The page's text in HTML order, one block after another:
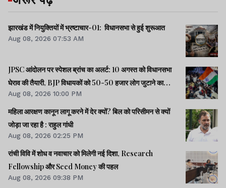
झारखंड में नियुक्तियों में भ्रष्टाचार-01: विधानसभा से हुई शुरूआत
Aug 08, 2026 07:53 AM
JPSC आंदोलन पर स्पेशल ब्रांच का अलर्ट: 10 अगस्त को विधानसभा
घेराव की तैयारी, BJP विधायकों को 50-50 हजार लोग जुटाने का
टास्क
Aug 08, 2026 10:00 PM
महिला आरक्षण कानून लागू करने में देर क्यों? बिल को परिसीमन से क्यों
जोड़ा जा रहा है : राहुल गांधी
Aug 08, 2026 02:25 PM
रांची विवि में शोध व नवाचार को मिलेगी नई दिशा, Research
Fellowship और Seed Money की पहल
Aug 08, 2026 09:38 PM